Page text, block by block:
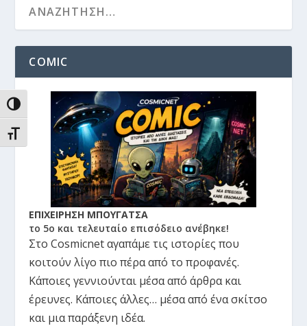
ΕΝΑΛΛΑΓΉ ΥΨΗΛΉΣ ΑΝΤΊΘΕΣΗΣ
ΕΝΑΛΛΑΓΉ ΜΕΓΈΘΟΥΣ ΓΡΑΜΜΆΤΩΝ
COMIC
ΕΠΙΧΕΙΡΗΣΗ ΜΠΟΥΓΑΤΣΑ
το 5ο και τελευταίο επισόδειο ανέβηκε!
Στο Cosmicnet αγαπάμε τις ιστορίες που
κοιτούν λίγο πιο πέρα από το προφανές.
Κάποιες γεννιούνται μέσα από άρθρα και
έρευνες. Κάποιες άλλες… μέσα από ένα σκίτσο
και μια παράξενη ιδέα.